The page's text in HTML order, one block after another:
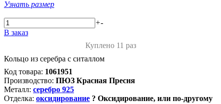
Узнать размер
+-
В заказ
Куплено 11 раз
Кольцо из серебра с ситаллом
Код товара: 1061951
Производство: ПЮЗ Красная Пресня
Металл: серебро 925
Отделка: оксидирование ? Оксидирование, или по-другому